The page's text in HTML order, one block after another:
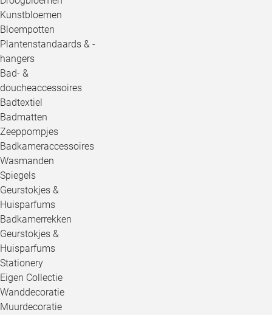
Kunstbloemen
Bloempotten
Plantenstandaards & -
hangers
Bad- &
doucheaccessoires
Badtextiel
Badmatten
Zeeppompjes
Badkameraccessoires
Wasmanden
Spiegels
Geurstokjes &
Huisparfums
Badkamerrekken
Geurstokjes &
Huisparfums
Stationery
Eigen Collectie
Wanddecoratie
Muurdecoratie